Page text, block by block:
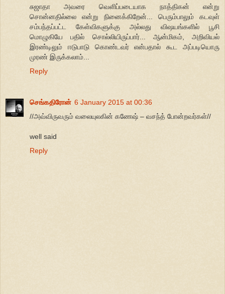
சுஜாதா அவரை வெளிப்படையாக நாத்திகன் என்று
சொன்னதில்லை என்று நினைக்கிறேன்... பெரும்பாலும் கடவுள்
சம்பந்தப்பட்ட கேள்விகளுக்கு அல்லது விஷயங்களில் பூசி
மொழுகியே பதில் சொல்லியிருப்பார்... ஆன்மிகம், அறிவியல்
இரண்டிலும் ஈடுபாடு கொண்டவர் என்பதால் கூட அப்படியொரு
முரண் இருக்கலாம்...
Reply
செங்கதிரோன் 6 January 2015 at 00:36
//அவ்விருவரும் வலையுலகின் கணேஷ் – வசந்த் போன்றவர்கள்//
well said
Reply